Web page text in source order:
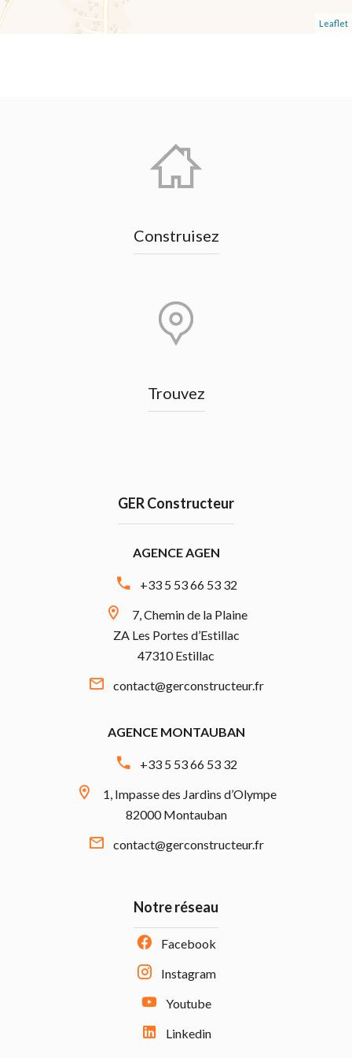
Leaflet
Construisez
Trouvez
GER Constructeur
AGENCE AGEN
+33 5 53 66 53 32
7, Chemin de la Plaine
ZA Les Portes d’Estillac
47310 Estillac
contact@gerconstructeur.fr
AGENCE MONTAUBAN
+33 5 53 66 53 32
1, Impasse des Jardins d’Olympe
82000 Montauban
contact@gerconstructeur.fr
Notre réseau
Facebook
Instagram
Youtube
Linkedin